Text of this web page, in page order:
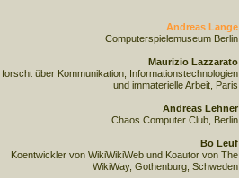
Andreas Lange
Computerspielemuseum Berlin
Maurizio Lazzarato
forscht über Kommunikation, Informationstechnologien
und immaterielle Arbeit, Paris
Andreas Lehner
Chaos Computer Club, Berlin
Bo Leuf
Koentwickler von WikiWikiWeb und Koautor von The
WikiWay, Gothenburg, Schweden